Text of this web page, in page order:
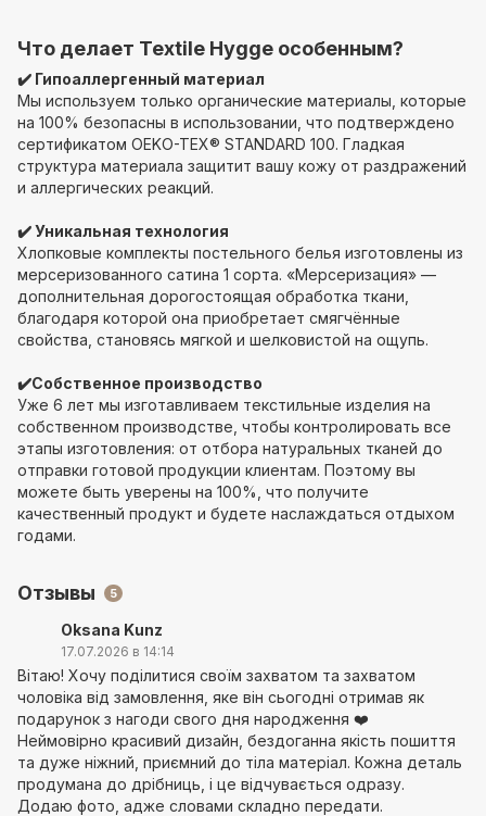
Что делает Textile Hygge особенным?
✔️ Гипоаллергенный материал
Мы используем только органические материалы, которые
на 100% безопасны в использовании, что подтверждено
сертификатом OEKO-TEX® STANDARD 100. Гладкая
структура материала защитит вашу кожу от раздражений
и аллергических реакций.
✔️ Уникальная технология
Хлопковые комплекты постельного белья изготовлены из
мерсеризованного сатина 1 сорта. «Мерсеризация» —
дополнительная дорогостоящая обработка ткани,
благодаря которой она приобретает смягчённые
свойства, становясь мягкой и шелковистой на ощупь.
✔️Собственное производство
Уже 6 лет мы изготавливаем текстильные изделия на
собственном производстве, чтобы контролировать все
этапы изготовления: от отбора натуральных тканей до
отправки готовой продукции клиентам. Поэтому вы
можете быть уверены на 100%, что получите
качественный продукт и будете наслаждаться отдыхом
годами.
Отзывы 5
Oksana Kunz
17.07.2026 в 14:14
Вітаю! Хочу поділитися своїм захватом та захватом
чоловіка від замовлення, яке він сьогодні отримав як
подарунок з нагоди свого дня народження ❤️
Неймовірно красивий дизайн, бездоганна якість пошиття
та дуже ніжний, приємний до тіла матеріал. Кожна деталь
продумана до дрібниць, і це відчувається одразу.
Додаю фото, адже словами складно передати.